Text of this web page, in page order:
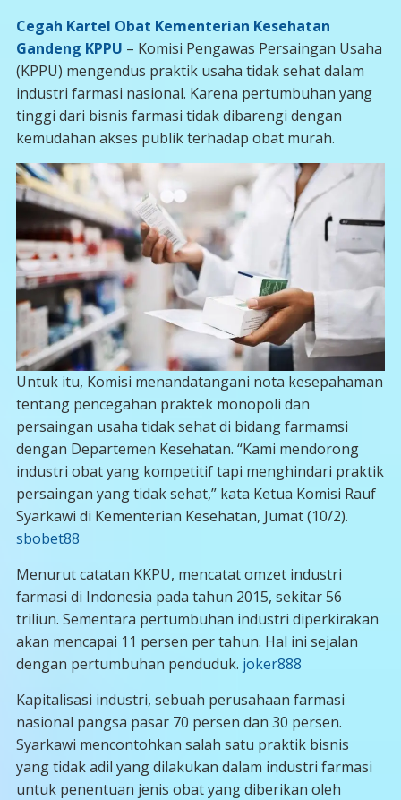
Cegah Kartel Obat Kementerian Kesehatan
Gandeng KPPU – Komisi Pengawas Persaingan Usaha
(KPPU) mengendus praktik usaha tidak sehat dalam
industri farmasi nasional. Karena pertumbuhan yang
tinggi dari bisnis farmasi tidak dibarengi dengan
kemudahan akses publik terhadap obat murah.
Untuk itu, Komisi menandatangani nota kesepahaman
tentang pencegahan praktek monopoli dan
persaingan usaha tidak sehat di bidang farmamsi
dengan Departemen Kesehatan. “Kami mendorong
industri obat yang kompetitif tapi menghindari praktik
persaingan yang tidak sehat,” kata Ketua Komisi Rauf
Syarkawi di Kementerian Kesehatan, Jumat (10/2).
sbobet88
Menurut catatan KKPU, mencatat omzet industri
farmasi di Indonesia pada tahun 2015, sekitar 56
triliun. Sementara pertumbuhan industri diperkirakan
akan mencapai 11 persen per tahun. Hal ini sejalan
dengan pertumbuhan penduduk. joker888
Kapitalisasi industri, sebuah perusahaan farmasi
nasional pangsa pasar 70 persen dan 30 persen.
Syarkawi mencontohkan salah satu praktik bisnis
yang tidak adil yang dilakukan dalam industri farmasi
untuk penentuan jenis obat yang diberikan oleh